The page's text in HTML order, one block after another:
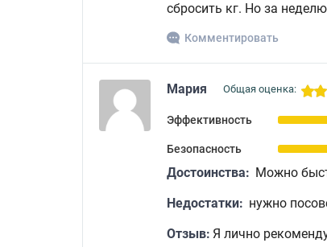
сбросить кг. Но за
Комментировать
Мария Общая оценка:
Эффективность
Безопасность
Достоинства: Можно
Недостатки: нужно
Отзыв: Я лично